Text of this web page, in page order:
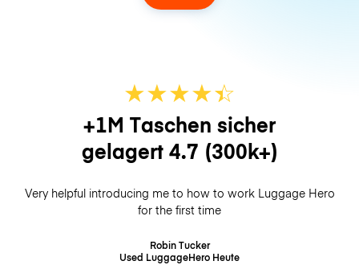
★★★★☆
★
+1M Taschen sicher
gelagert 4.7 (300k+)
Very helpful introducing me to how to work Luggage Hero
for the first time
Robin Tucker
Used LuggageHero Heute